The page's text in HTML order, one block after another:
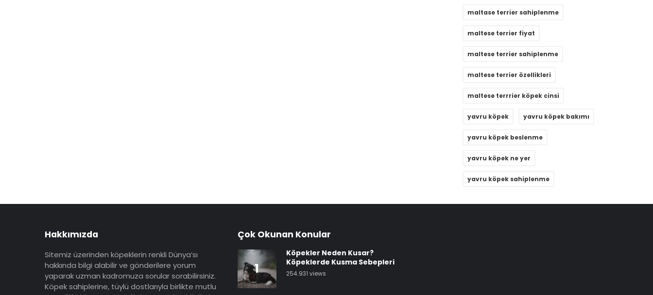
maltase terrier sahiplenme
maltese terrier fiyat
maltese terrier sahiplenme
maltese terrier özellikleri
maltese terrrier köpek cinsi
yavru köpek yavru köpek bakımı
yavru köpek beslenme
yavru köpek ne yer
yavru köpek sahiplenme
Hakkımızda
Sitemiz üzerinden köpeklerin renkli Dünya’sı
hakkında bilgi alabilir ve gönderilere yorum
yaparak uzman kadromuza sorular sorabilirsiniz.
Köpek sahiplerine, tüylü dostlarıyla birlikte mutlu
Çok Okunan Konular
1
Köpekler Neden Kusar?
Köpeklerde Kusma Sebepleri
254.931 views